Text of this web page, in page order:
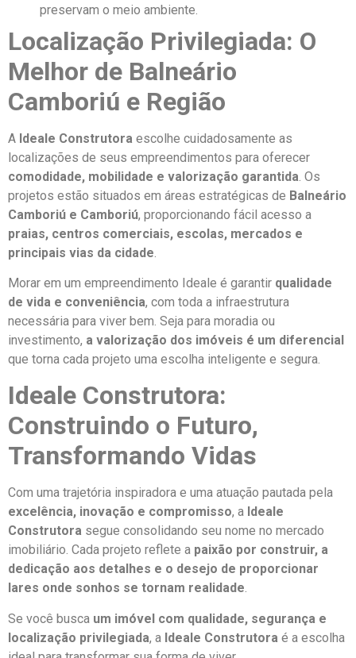
preservam o meio ambiente.
Localização Privilegiada: O
Melhor de Balneário
Camboriú e Região
A Ideale Construtora escolhe cuidadosamente as
localizações de seus empreendimentos para oferecer
comodidade, mobilidade e valorização garantida . Os
projetos estão situados em áreas estratégicas de Balneário
Camboriú e Camboriú, proporcionando fácil acesso a
praias, centros comerciais, escolas, mercados e
principais vias da cidade
Morar em um empreendimento Ideale é garantir qualidade
de vida e conveniência, com toda a infraestrutura
necessária para viver bem. Seja para moradia ou
investimento, a valorização dos imóveis é um diferencial
que torna cada projeto uma escolha inteligente e segura.
Ideale Construtora:
Construindo o Futuro,
Transformando Vidas
Com uma trajetória inspiradora e uma atuação pautada pela
excelência, inovação e compromisso, a Ideale
Construtora segue consolidando seu nome no mercado
imobiliário. Cada projeto reflete a paixão por construir, a
dedicação aos detalhes e o desejo de proporcionar
lares onde sonhos se tornam realidade.
Se você busca um imóvel com qualidade, segurança e
localização privilegiada, a Ideale Construtora é a escolha